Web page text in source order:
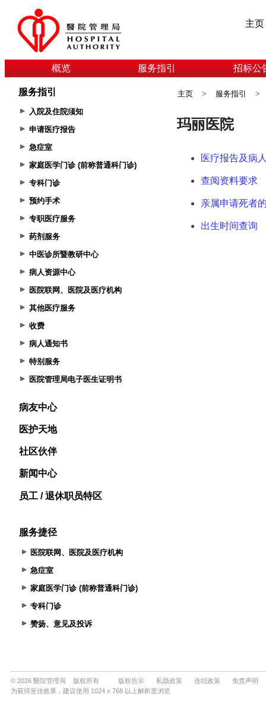
主页
概览 服务指引 招标公
服务指引
入院及住院须知
申请医疗报告
急症室
家庭医学门诊 (前称普通科门诊)
专科门诊
预约手术
专职医疗服务
药剂服务
中医诊所暨教研中心
病人资源中心
医院联网、医院及医疗机构
其他医疗服务
收费
病人通知书
特别服务
医院管理局电子医生证明书
病友中心
医护天地
社区伙伴
新闻中心
员工 / 退休职员特区
服务捷径
医院联网、医院及医疗机构
急症室
家庭医学门诊 (前称普通科门诊)
专科门诊
赞扬、意见及投诉
主页 > 服务指引 >
© 2026 醫院管理局 版权所有 版权告示 私隐政策 连结政策
免责声明
为获得至佳效果，建议使用 1024 x 768 以上解析度浏览